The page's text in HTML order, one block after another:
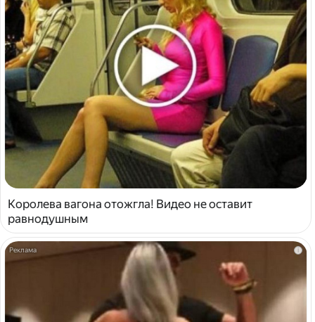
Королева вагона отожгла! Видео не оставит
равнодушным
i